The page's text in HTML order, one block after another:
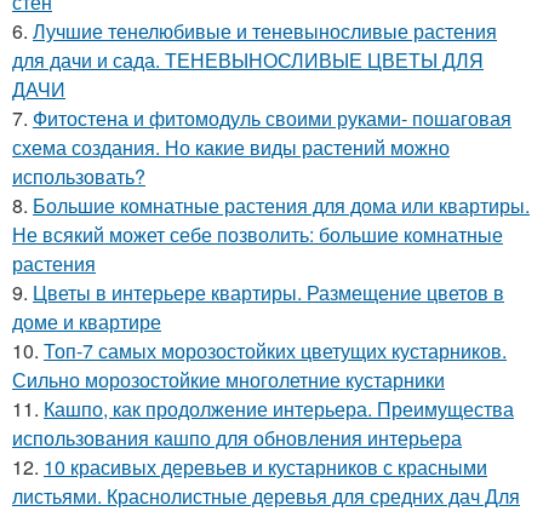
6. Лучшие тенелюбивые и теневыносливые растения
для дачи и сада. ТЕНЕВЫНОСЛИВЫЕ ЦВЕТЫ ДЛЯ
ДАЧИ
7. Фитостена и фитомодуль своими руками- пошаговая
схема создания. Но какие виды растений можно
использовать?
8. Большие комнатные растения для дома или квартиры.
Не всякий может себе позволить: большие комнатные
растения
9. Цветы в интерьере квартиры. Размещение цветов в
доме и квартире
10. Топ-7 самых морозостойких цветущих кустарников.
Сильно морозостойкие многолетние кустарники
11. Кашпо, как продолжение интерьера. Преимущества
использования кашпо для обновления интерьера
12. 10 красивых деревьев и кустарников с красными
листьями. Краснолистные деревья для средних дач Для